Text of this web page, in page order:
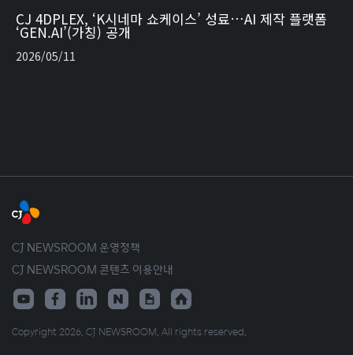
CJ 4DPLEX, ‘K시네마 쇼케이스’ 성료…AI 제작 플랫폼
‘GEN.AI’(가칭) 공개
2026/05/11
CJ NEWSROOM 운영정책
CJ NEWSROOM 콘텐츠 이용안내
Copyright 2026. CJ NEWSROOM. All rights reserved.